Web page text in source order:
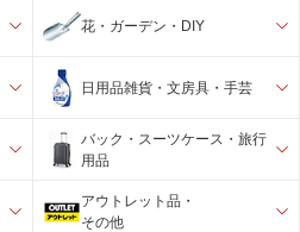
花・ガーデン・DIY
日用品雑貨・文房具・手芸
バック・スーツケース・旅行
用品
アウトレット品・
その他